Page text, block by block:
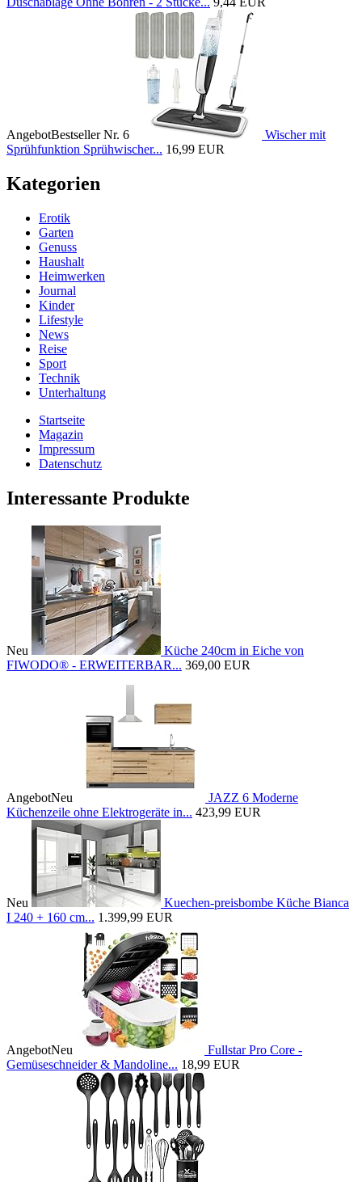
AngebotBestseller Nr. 6
Wischer mit
Sprühfunktion Sprühwischer... 16,99 EUR
Kategorien
Erotik
Garten
Genuss
Haushalt
Heimwerken
Journal
Kinder
Lifestyle
News
Reise
Sport
Technik
Unterhaltung
Startseite
Magazin
Impressum
Datenschutz
Interessante Produkte
Neu
Küche 240cm in Eiche von
FIWODO® - ERWEITERBAR... 369,00 EUR
AngebotNeu
JAZZ 6 Moderne
Küchenzeile ohne Elektrogeräte in... 423,99 EUR
Neu
Kuechen-preisbombe Küche Bianca
I 240 + 160 cm... 1.399,99 EUR
AngebotNeu
Fullstar Pro Core -
Gemüseschneider & Mandoline... 18,99 EUR